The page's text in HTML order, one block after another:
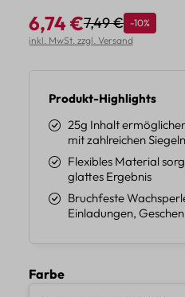
Verkaufspreis:
6,74 €Regulärer Preis:
7,49 € Rabatt
-10%
inkl. MwSt. zzgl. Versand
Produkt-Highlights
25g Inhalt
mit zahlreichen Siegeln
Flexibles Material
glattes Ergebnis
Bruchfeste
Einladungen,
Farbeauswählen